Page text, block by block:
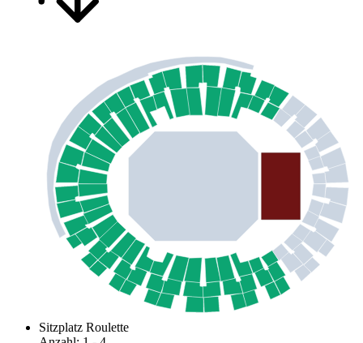
Sitzplatz Roulette